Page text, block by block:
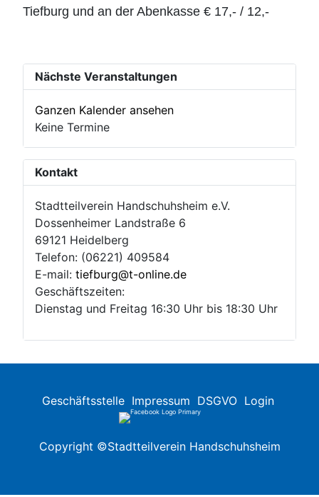
Tiefburg und an der Abenkasse € 17,- / 12,-
Nächste Veranstaltungen
Ganzen Kalender ansehen
Keine Termine
Kontakt
Stadtteilverein Handschuhsheim e.V.
Dossenheimer Landstraße 6
69121 Heidelberg
Telefon: (06221) 409584
E-mail: tiefburg@t-online.de
Geschäftszeiten:
Dienstag und Freitag 16:30 Uhr bis 18:30 Uhr
Geschäftsstelle Impressum DSGVO Login
Copyright ©Stadtteilverein Handschuhsheim